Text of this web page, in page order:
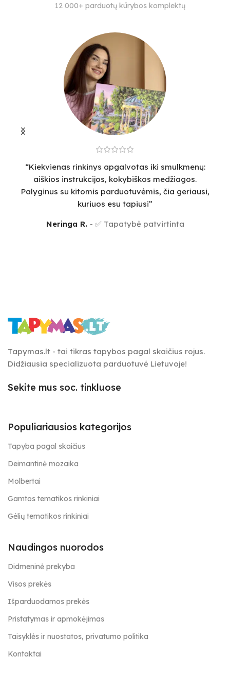
12 000+ parduotų kūrybos komplektų
“Kiekvienas rinkinys apgalvotas iki smulkmenų:
aiškios instrukcijos, kokybiškos medžiagos.
Palyginus su kitomis parduotuvėmis, čia geriausi,
kuriuos esu tapiusi”
Neringa R. ✅ Tapatybė patvirtinta
Tapymas.lt - tai tikras tapybos pagal skaičius rojus.
Didžiausia specializuota parduotuvė Lietuvoje!
Sekite mus soc. tinkluose
Populiariausios kategorijos
Tapyba pagal skaičius
Deimantinė mozaika
Molbertai
Gamtos tematikos rinkiniai
Gėlių tematikos rinkiniai
Naudingos nuorodos
Didmeninė prekyba
Visos prekės
Išparduodamos prekės
Pristatymas ir apmokėjimas
Taisyklės ir nuostatos, privatumo politika
Kontaktai